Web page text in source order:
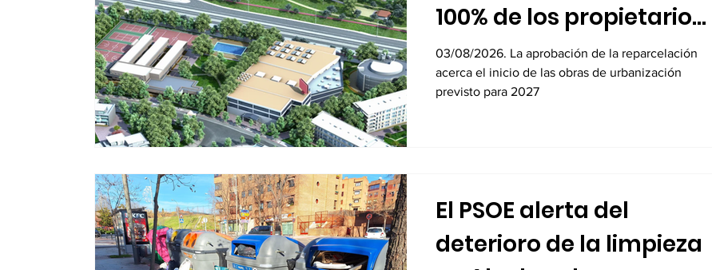
100% de los propietarios
para sus 8.600 viviendas
03/08/2026. La aprobación de la reparcelación
acerca el inicio de las obras de urbanización
previsto para 2027
El PSOE alerta del
deterioro de la limpieza